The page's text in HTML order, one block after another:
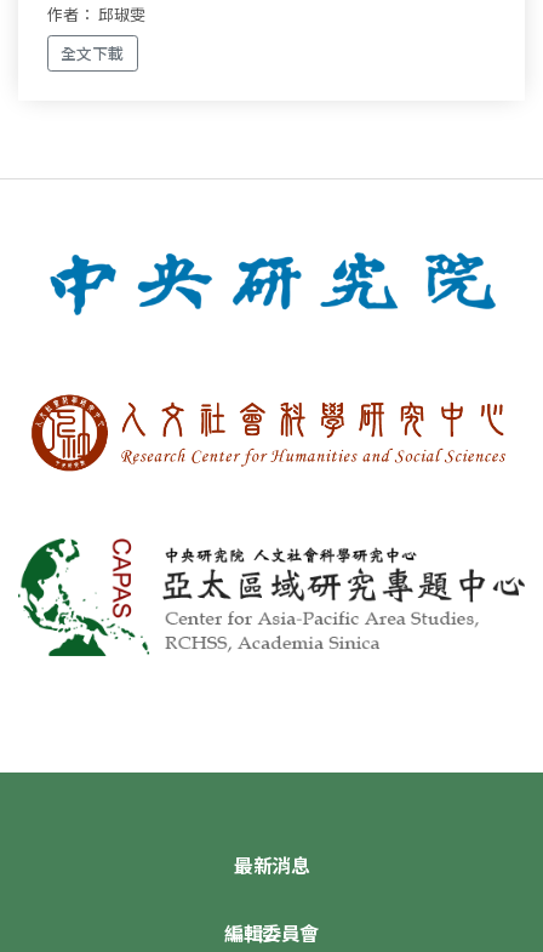
作者： 邱琡雯
全文下載
最新消息
編輯委員會